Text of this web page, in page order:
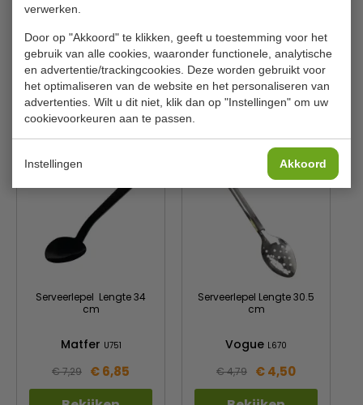
verwerken.
Door op "Akkoord" te klikken, geeft u toestemming voor het
gebruik van alle cookies, waaronder functionele, analytische
en advertentie/trackingcookies. Deze worden gebruikt voor
het optimaliseren van de website en het personaliseren van
advertenties. Wilt u dit niet, klik dan op "Instellingen" om uw
cookievoorkeuren aan te passen.
Instellingen Akkoord
Lengte
Materiaal
RVS
Gewicht
80 gram
Serveerlepel Lengte 34
cm
Matfer U751
€ 7,29 € 6,85
Serveerlepel Lengte 30.5
cm
Vogue L670
€ 4,79 € 4,50